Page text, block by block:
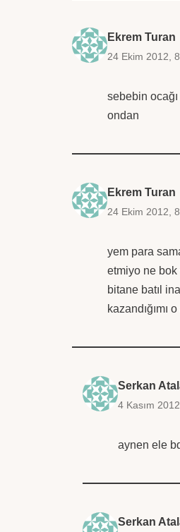
Ekrem Turan
24 Ekim 2012,
sebebin ocağı
ondan
Ekrem Turan
24 Ekim 2012,
yem para
etmiyo ne bok
bitane batıl
kazandığımı
Serkan
4 Kasım
aynen ele
Serkan